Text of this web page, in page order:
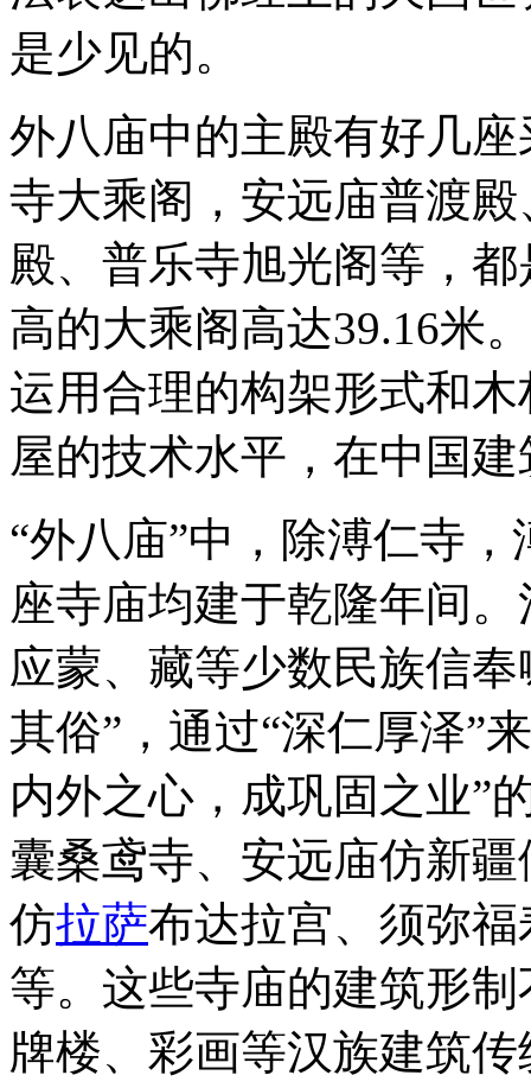
是少见的。
外八庙中的主殿有好几
寺大乘阁，安远庙普渡
殿、普乐寺旭光阁等，
高的大乘阁高达39.16米
运用合理的构架形式和
屋的技术水平，在中国
“外八庙”中，除溥仁寺
座寺庙均建于乾隆年间
应蒙、藏等少数民族信
其俗”，通过“深仁厚泽”
内外之心，成巩固之业”
囊桑鸢寺、安远庙仿新
仿拉萨布达拉宫、须弥
等。这些寺庙的建筑形
牌楼、彩画等汉族建筑